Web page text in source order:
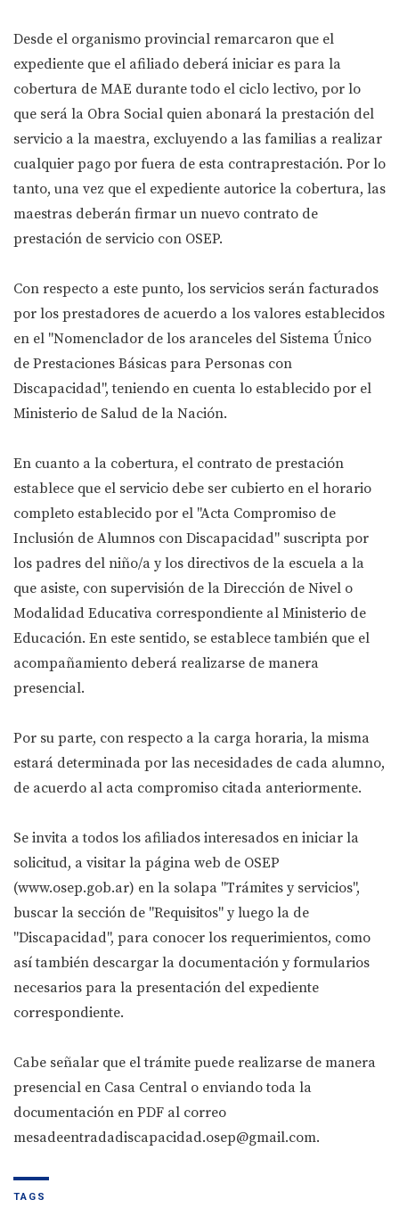
Desde el organismo provincial remarcaron que el
expediente que el afiliado deberá iniciar es para la
cobertura de MAE durante todo el ciclo lectivo, por lo
que será la Obra Social quien abonará la prestación del
servicio a la maestra, excluyendo a las familias a realizar
cualquier pago por fuera de esta contraprestación. Por lo
tanto, una vez que el expediente autorice la cobertura, las
maestras deberán firmar un nuevo contrato de
prestación de servicio con OSEP.
Con respecto a este punto, los servicios serán facturados
por los prestadores de acuerdo a los valores establecidos
en el "Nomenclador de los aranceles del Sistema Único
de Prestaciones Básicas para Personas con
Discapacidad", teniendo en cuenta lo establecido por el
Ministerio de Salud de la Nación.
En cuanto a la cobertura, el contrato de prestación
establece que el servicio debe ser cubierto en el horario
completo establecido por el "Acta Compromiso de
Inclusión de Alumnos con Discapacidad" suscripta por
los padres del niño/a y los directivos de la escuela a la
que asiste, con supervisión de la Dirección de Nivel o
Modalidad Educativa correspondiente al Ministerio de
Educación. En este sentido, se establece también que el
acompañamiento deberá realizarse de manera
presencial.
Por su parte, con respecto a la carga horaria, la misma
estará determinada por las necesidades de cada alumno,
de acuerdo al acta compromiso citada anteriormente.
Se invita a todos los afiliados interesados en iniciar la
solicitud, a visitar la página web de OSEP
(www.osep.gob.ar) en la solapa "Trámites y servicios",
buscar la sección de "Requisitos" y luego la de
"Discapacidad", para conocer los requerimientos, como
así también descargar la documentación y formularios
necesarios para la presentación del expediente
correspondiente.
Cabe señalar que el trámite puede realizarse de manera
presencial en Casa Central o enviando toda la
documentación en PDF al correo
mesadeentradadiscapacidad.osep@gmail.com.
TAGS